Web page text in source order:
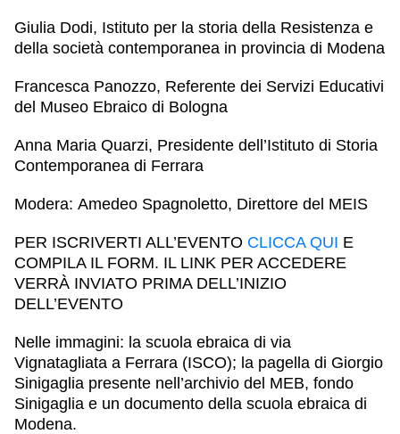
Giulia Dodi, Istituto per la storia della Resistenza e
della società contemporanea in provincia di Modena
Francesca Panozzo, Referente dei Servizi Educativi
del Museo Ebraico di Bologna
Anna Maria Quarzi, Presidente dell’Istituto di Storia
Contemporanea di Ferrara
Modera: Amedeo Spagnoletto, Direttore del MEIS
PER ISCRIVERTI ALL’EVENTO CLICCA QUI E
COMPILA IL FORM. IL LINK PER ACCEDERE
VERRÀ INVIATO PRIMA DELL’INIZIO
DELL’EVENTO
Nelle immagini: la scuola ebraica di via
Vignatagliata a Ferrara (ISCO); la pagella di Giorgio
Sinigaglia presente nell’archivio del MEB, fondo
Sinigaglia e un documento della scuola ebraica di
Modena.